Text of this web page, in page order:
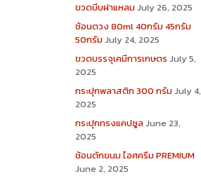
ขวดบีบฝาแหลมJuly 26, 2025
ช้อนตวง 80ml 40กรัม 45กรัม
50กรัมJuly 24, 2025
ขวดบรรจุเคมีการเกษตร July 5,
2025
กระปุกพลาสติก 300 กรัมJuly 4,
2025
กระปุกทรงแคปซูลJune 23,
2025
ช้อนตักขนม ไอศครีม PREMIUM
June 2, 2025